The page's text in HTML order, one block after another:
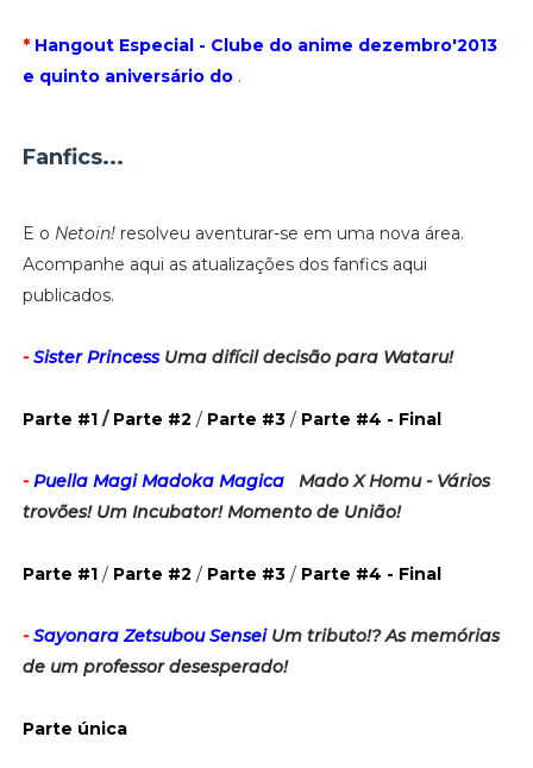
* Hangout Especial - Clube do anime dezembro'2013
e quinto aniversário do .
Fanfics...
E o Netoin!resolveu aventurar-se em uma nova área.
Acompanhe aqui as atualizações dos fanfics aqui
publicados.
- Sister Princess Uma difícil decisão para Wataru!
Parte #1/ Parte #2 / Parte #3/ Parte #4 - Final
- Puella Magi Madoka Magica
Mado X Homu - Vários
trovões! Um Incubator! Momento de União!
Parte #1/ Parte #2 / Parte #3/ Parte #4 - Final
- Sayonara Zetsubou Sensei Um tributo!? As memórias
de um professor desesperado!
Parte única